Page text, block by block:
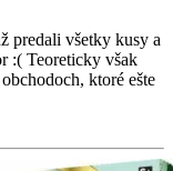
predali všetky kusy a
:( Teoreticky však
ktoré ešte